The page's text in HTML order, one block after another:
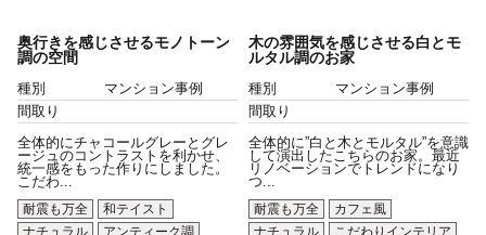
奥行きを感じさせるモノトーン
調の空間
種別
マンション事例
間取り
全体的にチャコールグレーとグレ
ージュのコントラストを利かせ、
統一感をもった作りにしました。
こだわ...
耐震も万全
和テイスト
ナチュラル
アンティーク調
木の雰囲気を感じさせる白とモ
ルタル調のお家
種別
マンション事例
間取り
全体的に”白と木とモルタル”を意識
して演出したこちらのお家。最近
リノベーションでトレンドになり
つ...
耐震も万全
カフェ風
ナチュラル
こだわりインテリア